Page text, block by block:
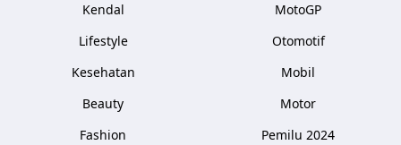
Kendal
Lifestyle
Kesehatan
Beauty
Fashion
MotoGP
Otomotif
Mobil
Motor
Pemilu 2024